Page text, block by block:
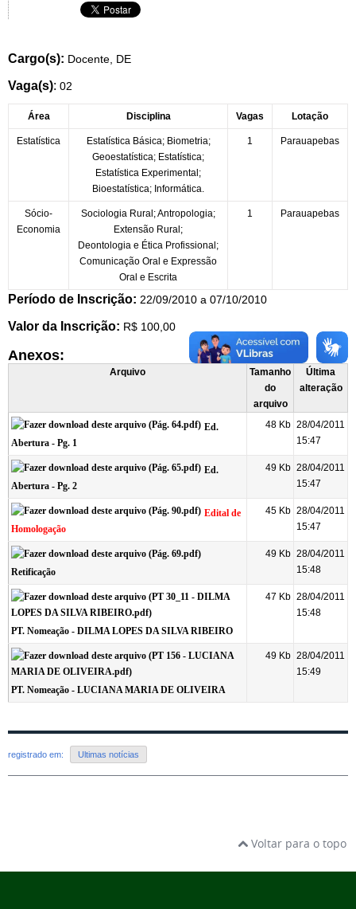
Cargo(s): Docente, DE
Vaga(s): 02
Área Disciplina Vagas Lotação
Estatística
Estatística Básica; Biometria;
Geoestatística; Estatística;
Estatística Experimental;
Bioestatística; Informática.
1 Parauapebas
Sócio-
Economia
Sociologia Rural; Antropologia;
Extensão Rural;
Deontologia e Ética Profissional;
Comunicação Oral e Expressão
Oral e Escrita
1 Parauapebas
Período de Inscrição: 22/09/2010 a 07/10/2010
Valor da Inscrição: R$ 100,00
Anexos:
Arquivo
Tamanho
do
arquivo
Última
alteração
Ed.
Abertura - Pg. 1
48 Kb 28/04/2011
15:47
Ed.
Abertura - Pg. 2
49 Kb 28/04/2011
15:47
Edital de
Homologação
45 Kb 28/04/2011
15:47
Retificação
49 Kb 28/04/2011
15:48
PT. Nomeação - DILMA LOPES DA SILVA RIBEIRO
47 Kb 28/04/2011
15:48
PT. Nomeação - LUCIANA MARIA DE OLIVEIRA
49 Kb 28/04/2011
15:49
registrado em: Ultimas notícias
Voltar para o topo